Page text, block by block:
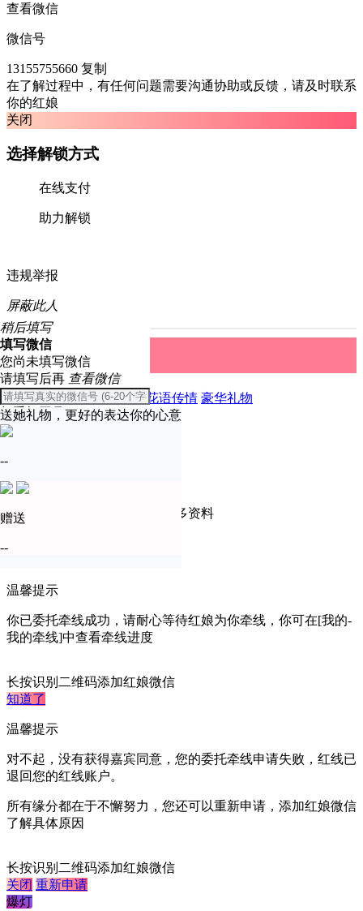
查看微信
微信号
13155755660 复制
在了解过程中，有任何问题需要沟通协助或反馈，请及时联系
你的红娘
关闭
选择解锁方式
在线支付
助力解锁
违规举报
屏蔽此人
取消
稍后填写
填写微信
您尚未填写微信
请填写后再 查看微信
与手机同号
礼物中心
全部 精美礼物 爱恋表白 花语传情 豪华礼物
送她礼物，更好的表达你的心意
--
赠送
--
温馨提示
只有实名认证会员才可查看更多资料
温馨提示
你已委托牵线成功，请耐心等待红娘为你牵线，你可在[我的-
我的牵线]中查看牵线进度
长按识别二维码添加红娘微信
知道了
温馨提示
对不起，没有获得嘉宾同意，您的委托牵线申请失败，红线已
退回您的红线账户。
所有缘分都在于不懈努力，您还可以重新申请，添加红娘微信
了解具体原因
长按识别二维码添加红娘微信
关闭 重新申请
爆灯